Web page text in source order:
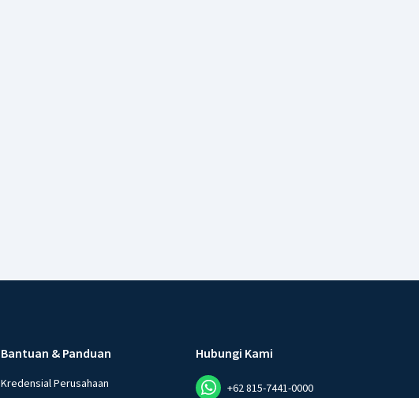
Bantuan & Panduan
Kredensial Perusahaan
Hubungi Kami
+62 815-7441-0000